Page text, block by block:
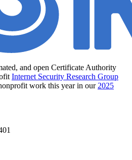
and open Certificate Authority
Internet Security Research Group
work this year in our 2025